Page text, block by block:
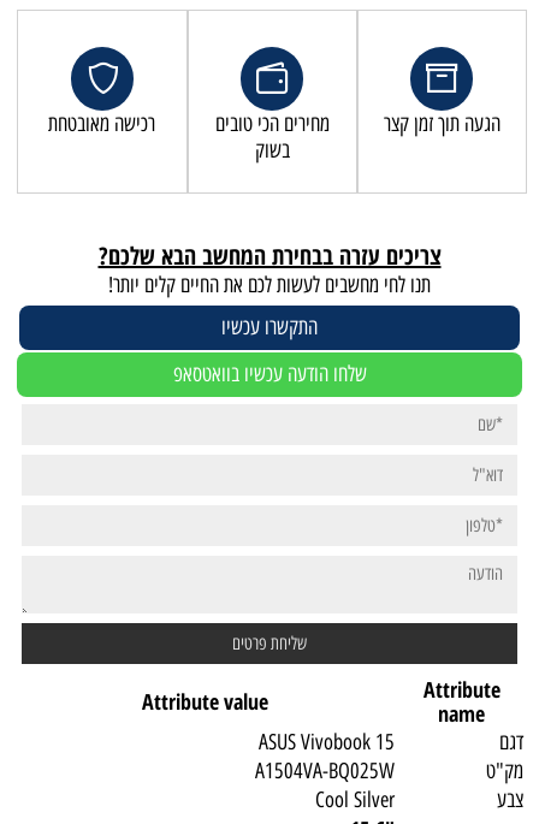
הגעה תוך זמן קצר
מחירים הכי טובים
בשוק
רכישה מאובטחת
צריכים עזרה בבחירת המחשב הבא שלכם?
תנו לחי מחשבים לעשות לכם את החיים קלים יותר!
התקשרו עכשיו
שלחו הודעה עכשיו בוואטסאפ
Attribute
name
Attribute value
דגם
ASUS Vivobook 15
מק"ט
A1504VA-BQ025W
צבע
Cool Silver